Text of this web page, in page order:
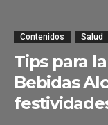
Contenidos Salud
Tips para
Bebidas